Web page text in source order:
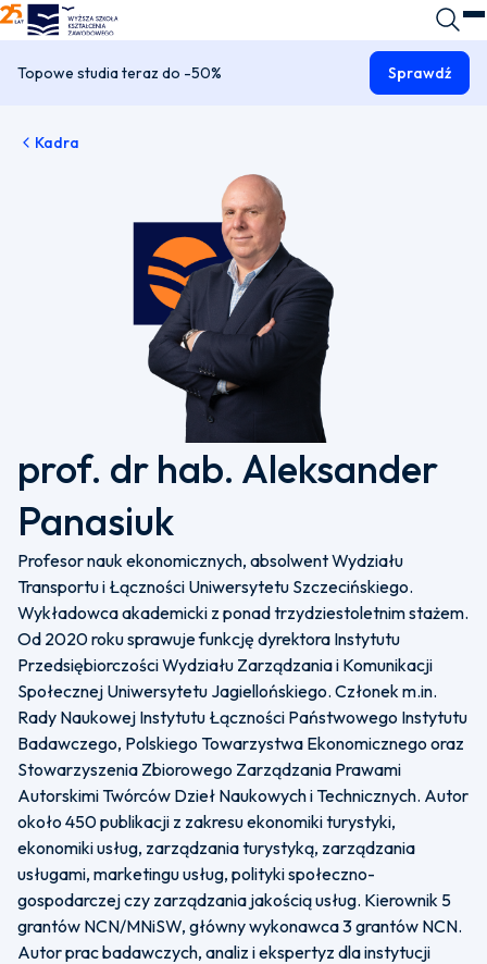
WSKZ - strona główna
Topowe studia teraz do -50% Sprawdź
Kadra
prof. dr hab. Aleksander
Panasiuk
Profesor nauk ekonomicznych, absolwent Wydziału
Transportu i Łączności Uniwersytetu Szczecińskiego.
Wykładowca akademicki z ponad trzydziestoletnim stażem.
Od 2020 roku sprawuje funkcję dyrektora Instytutu
Przedsiębiorczości Wydziału Zarządzania i Komunikacji
Społecznej Uniwersytetu Jagiellońskiego. Członek m.in.
Rady Naukowej Instytutu Łączności Państwowego Instytutu
Badawczego, Polskiego Towarzystwa Ekonomicznego oraz
Stowarzyszenia Zbiorowego Zarządzania Prawami
Autorskimi Twórców Dzieł Naukowych i Technicznych. Autor
około 450 publikacji z zakresu ekonomiki turystyki,
ekonomiki usług, zarządzania turystyką, zarządzania
usługami, marketingu usług, polityki społeczno-
gospodarczej czy zarządzania jakością usług. Kierownik 5
grantów NCN/MNiSW, główny wykonawca 3 grantów NCN.
Autor prac badawczych, analiz i ekspertyz dla instytucji